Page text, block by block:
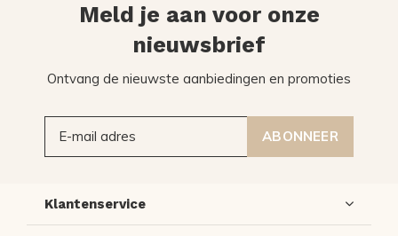
Meld je aan voor onze
nieuwsbrief
Ontvang de nieuwste aanbiedingen en promoties
ABONNEER
Klantenservice